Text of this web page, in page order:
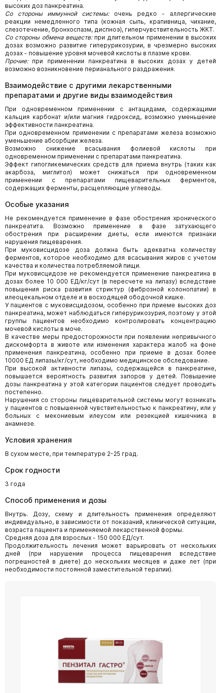
высоких доз панкреатина.
Со стороны иммунной системы: очень редко - аллергические
реакции немедленного типа (кожная сыпь, крапивница, чихание,
слезотечение, бронхоспазм, диспноэ), гиперчувствительность ЖКТ.
Со стороны обмена веществ:при длительном применении в высоких
дозах возможно развитие гиперурикозурии, в чрезмерно высоких
дозах - повышение уровня мочевой кислоты в плазме крови.
Прочие:при применении панкреатина в высоких дозах у детей
возможно возникновение перианального раздражения.
Взаимодействие с другими лекарственными
препаратами и другие виды взаимодействия
При одновременном применении с антацидами, содержащими
кальция карбонат и/или магния гидроксид, возможно уменьшение
эффективности панкреатина.
При одновременном применении с препаратами железа возможно
уменьшение абсорбции железа.
Возможно снижение всасывания фолиевой кислоты при
одновременном применении с препаратами панкреатина.
Эффект гипогликемических средств для приема внутрь (таких как
акарбоза, миглитол) может снижаться при одновременном
применении с препаратами пищеварительных ферментов,
содержащих ферменты, расщепляющие углеводы.
Особые указания
Не рекомендуется применение в фазе обострения хронического
панкреатита. Возможно применение в фазе затухающего
обострения при расширении диеты, если имеются признаки
нарушения пищеварения.
При муковисцидозе доза должна быть адекватна количеству
ферментов, которое необходимо для всасывания жиров с учетом
качества и количества потребляемой пищи.
При муковисцидозе не рекомендуется применение панкреатина в
дозах более 10 000 ЕД/кг/сут (в пересчете на липазу) вследствие
повышения риска развития стриктур (фиброзной колонопатии) в
илеоцекальном отделе и в восходящей ободочной кишке.
У пациентов с муковисцидозом, особенно при приеме высоких доз
панкреатина, может наблюдаться гиперурикозурия, поэтому у этой
группы пациентов необходимо контролировать концентрацию
мочевой кислоты в моче.
В качестве меры предосторожности при появлении непривычного
дискомфорта в животе или изменения характера жалоб на фоне
применения панкреатина, особенно при приеме в дозах более
10000 ЕД липазы/кг/сут, необходимо медицинское обследование.
При высокой активности липазы, содержащейся в панкреатине,
повышается вероятность развития запоров у детей. Повышение
дозы панкреатина у этой категории пациентов следует проводить
постепенно.
Нарушения со стороны пищеварительной системы могут возникать
у пациентов с повышенной чувствительностью к панкреатину, или у
больных с мекониевым илеусом или резекцией кишечника в
анамнезе.
Условия хранения
В сухом месте, при температуре 2-25 град.
Срок годности
3 года
Способ применения и дозы
Внутрь. Дозу, схему и длительность применения определяют
индивидуально, в зависимости от показаний, клинической ситуации,
возраста пациента и применяемой лекарственной формы.
Средняя доза для взрослых - 150 000 ЕД/сут.
Продолжительность лечения может варьировать от нескольких
дней (при нарушении процесса пищеварения вследствие
погрешностей в диете) до нескольких месяцев и даже лет (при
необходимости постоянной заместительной терапии).